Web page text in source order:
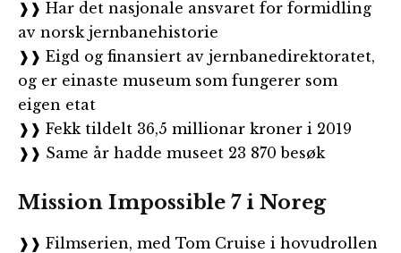
❱❱ Har det nasjonale ansvaret for formidling
av norsk jernbanehistorie
❱❱ Eigd og finansiert av jernbanedirektoratet,
og er einaste museum som fungerer som
eigen etat
❱❱ Fekk tildelt 36,5 millionar kroner i 2019
❱❱ Same år hadde museet 23 870 besøk
Mission Impossible 7 i Noreg
❱❱ Filmserien, med Tom Cruise i hovudrollen